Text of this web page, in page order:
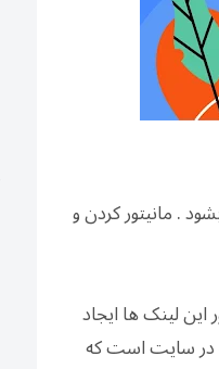
. مانیتور کردن و
لینک ها ایجاد
در سایت است که